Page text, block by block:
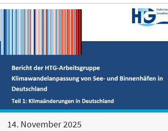
14. November 2025